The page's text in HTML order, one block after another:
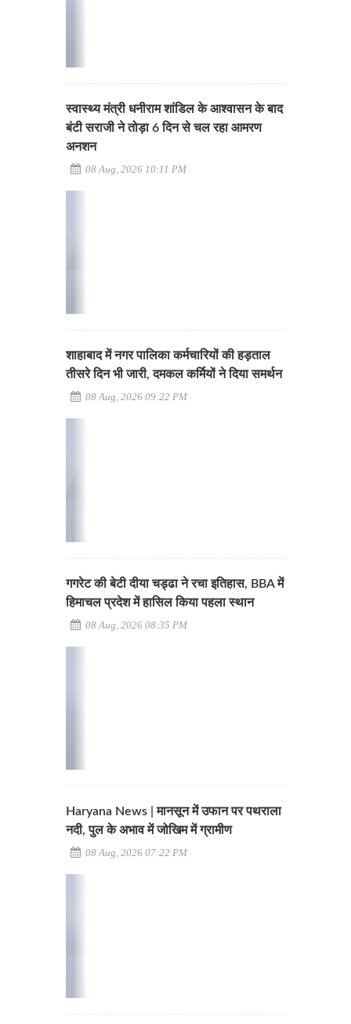
स्वास्थ्य मंत्री धनीराम शांडिल के आश्वासन के बाद
बंटी सराजी ने तोड़ा 6 दिन से चल रहा आमरण
अनशन
08 Aug, 2026 10:11 PM
शाहाबाद में नगर पालिका कर्मचारियों की हड़ताल
तीसरे दिन भी जारी, दमकल कर्मियों ने दिया समर्थन
08 Aug, 2026 09:22 PM
गगरेट की बेटी दीया चड्ढा ने रचा इतिहास, BBA में
हिमाचल प्रदेश में हासिल किया पहला स्थान
08 Aug, 2026 08:35 PM
Haryana News | मानसून में उफान पर पथराला
नदी, पुल के अभाव में जोखिम में ग्रामीण
08 Aug, 2026 07:22 PM